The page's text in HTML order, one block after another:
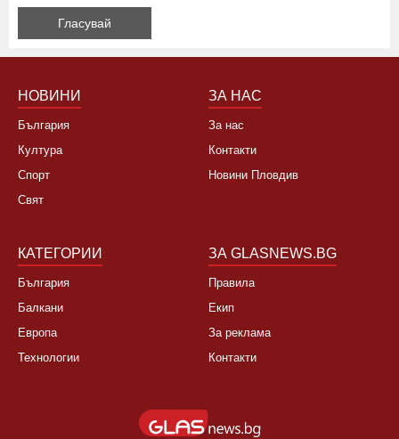
НОВИНИ
България
Култура
Спорт
Свят
ЗА НАС
За нас
Контакти
Новини Пловдив
КАТЕГОРИИ
България
Балкани
Европа
Технологии
ЗА GLASNEWS.BG
Правила
Екип
За реклама
Контакти